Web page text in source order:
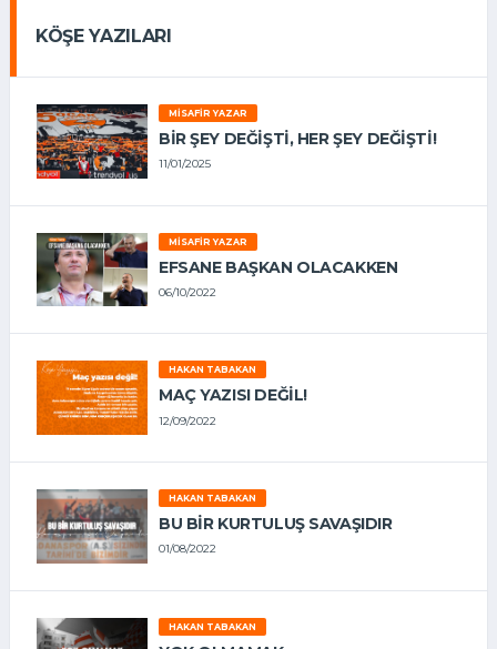
KÖŞE YAZILARI
MISAFIR YAZAR
BIR ŞEY DEĞIŞTI, HER ŞEY DEĞIŞTI!
11/01/2025
MISAFIR YAZAR
EFSANE BAŞKAN OLACAKKEN
06/10/2022
HAKAN TABAKAN
MAÇ YAZISI DEĞİL!
12/09/2022
HAKAN TABAKAN
BU BİR KURTULUŞ SAVAŞIDIR
01/08/2022
HAKAN TABAKAN